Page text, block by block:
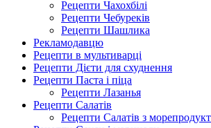
Рецепти Чахохбілі
Рецепти Чебуреків
Рецепти Шашлика
Рекламодавцю
Рецепти в мультиварці
Рецепти Дієти для схуднення
Рецепти Паста і піца
Рецепти Лазанья
Рецепти Салатів
Рецепти Салатів з